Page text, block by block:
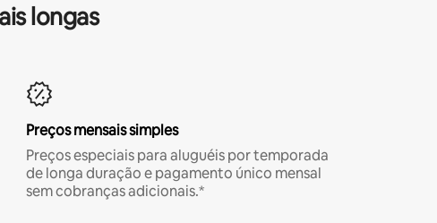
longas
Preços mensais simples
Preços especiais para aluguéis por temporada
de longa duração e pagamento único mensal
sem cobranças adicionais.*